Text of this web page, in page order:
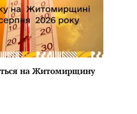
на Житомирщину